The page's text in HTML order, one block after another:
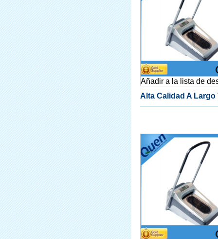
Añadir a la lista de
Alta Calidad A Largo
La Cubierta Para
Para Laboratorio